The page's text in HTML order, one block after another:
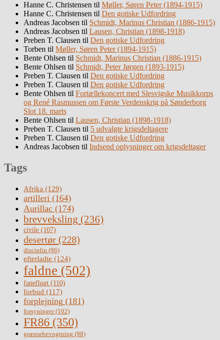
Hanne C. Christensen til Møller, Søren Peter (1894-1915)
Hanne C. Christensen til Den gotiske Udfordring
Andreas Jacobsen til Schmidt, Marinus Christian (1886-1915)
Andreas Jacobsen til Lausen, Christian (1898-1918)
Preben T. Clausen til Den gotiske Udfordring
Torben til Møller, Søren Peter (1894-1915)
Bente Ohlsen til Schmidt, Marinus Christian (1886-1915)
Bente Ohlsen til Schmidt, Peter Jørgen (1893-1915)
Preben T. Clausen til Den gotiske Udfordring
Preben T. Clausen til Den gotiske Udfordring
Bente Ohlsen til Fortællekoncert med Slesvigske Musikkorps
og René Rasmussen om Første Verdenskrig på Sønderborg
Slot 18. marts
Bente Ohlsen til Lausen, Christian (1898-1918)
Preben T. Clausen til 5 udvalgte krigsdeltagere
Preben T. Clausen til Den gotiske Udfordring
Andreas Jacobsen til Indsend oplysninger om krigsdeltager
Tags
Afrika (129)
artilleri (164)
Aurillac (174)
brevveksling (236)
civile (107)
desertør (228)
disciplin (96)
efterladte (124)
faldne (502)
faneflugt (110)
forbud (117)
forplejning (181)
forsyninger(102)
FR86 (350)
grænsebevogtning (98)